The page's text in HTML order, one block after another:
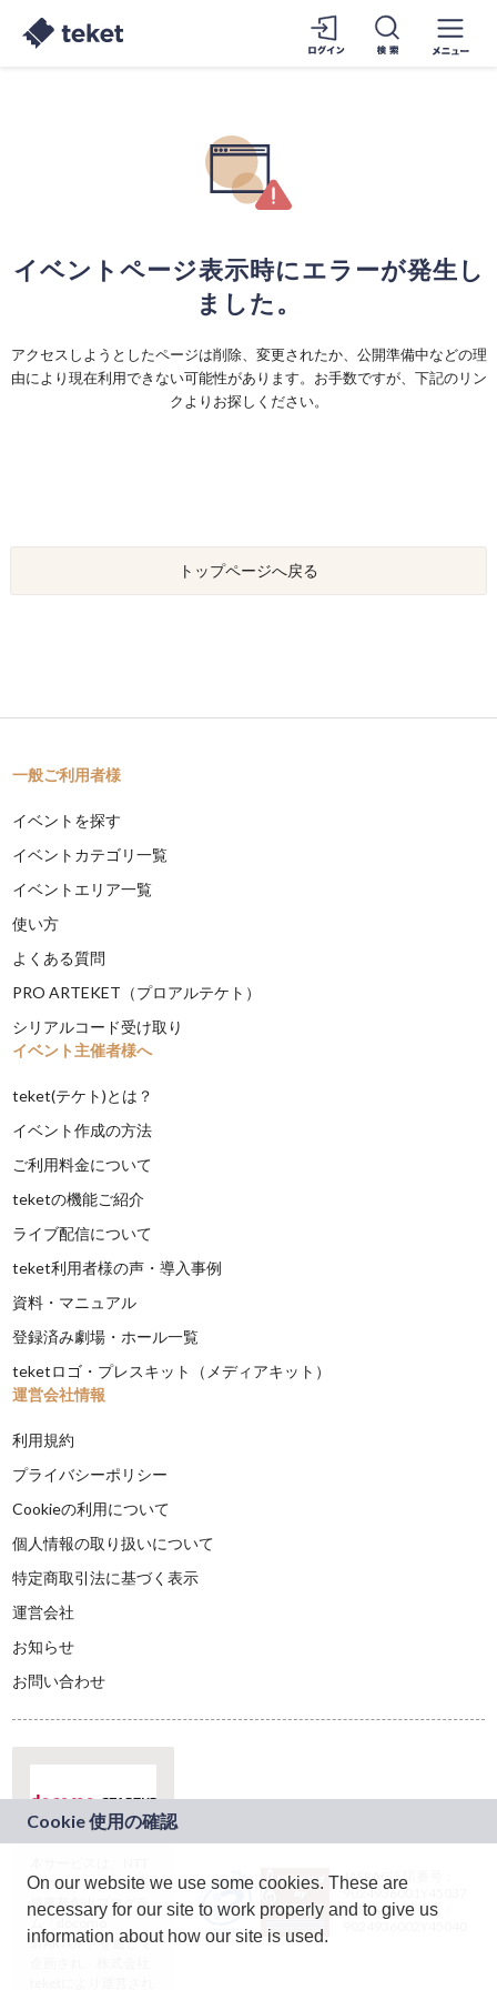
イベントページ表示時にエラーが発生し
ました。
アクセスしようとしたページは削除、変更されたか、公開準備中などの理
由により現在利用できない可能性があります。お手数ですが、下記のリン
クよりお探しください。
トップページへ戻る
一般ご利用者様
イベントを探す
イベントカテゴリ一覧
イベントエリア一覧
使い方
よくある質問
PRO ARTEKET（プロアルテケト）
シリアルコード受け取り
イベント主催者様へ
teket(テケト)とは？
イベント作成の方法
ご利用料金について
teketの機能ご紹介
ライブ配信について
teket利用者様の声・導入事例
資料・マニュアル
登録済み劇場・ホール一覧
teketロゴ・プレスキット（メディアキット）
運営会社情報
利用規約
プライバシーポリシー
Cookieの利用について
個人情報の取り扱いについて
特定商取引法に基づく表示
運営会社
お知らせ
お問い合わせ
ドコモグループの新
規事業創出プログラ
ム「docomo
STARTUP」を通じて
JASRAC許諾番号：
9024936001Y45037
JASRAC許諾番号：
On our website we use some cookies. These are
necessary for our site to work properly and to give us
information about how our site is used.